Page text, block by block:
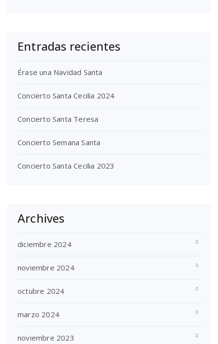
Entradas recientes
Érase una Navidad Santa
Concierto Santa Cecilia 2024
Concierto Santa Teresa
Concierto Semana Santa
Concierto Santa Cecilia 2023
Archives
diciembre 2024
noviembre 2024
octubre 2024
marzo 2024
noviembre 2023